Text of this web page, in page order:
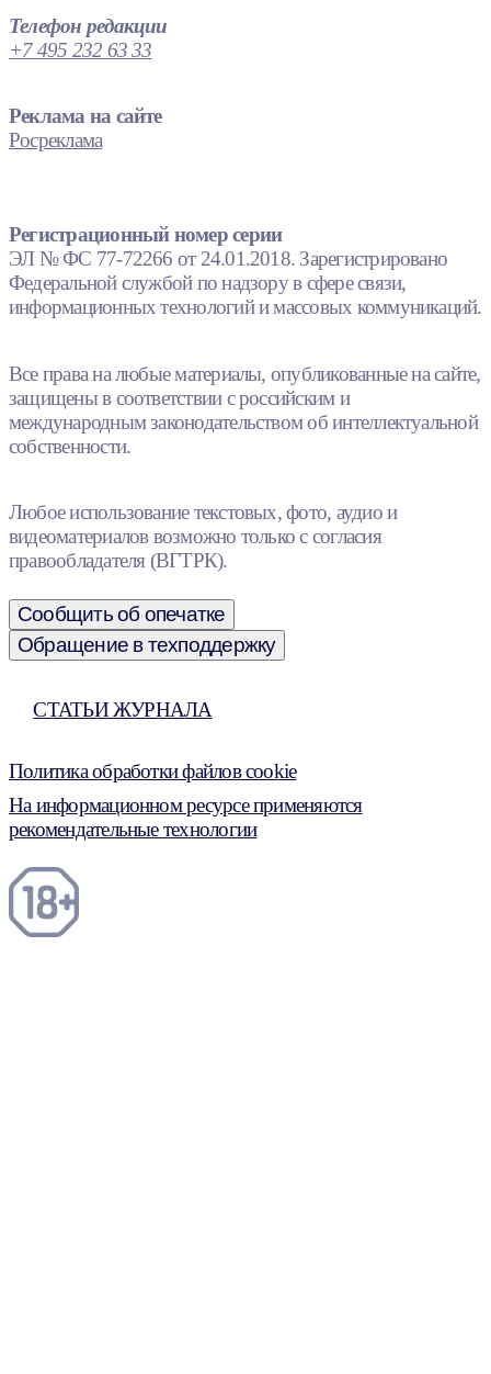
Телефон редакции
+7 495 232 63 33
Реклама на сайте
Росреклама
Регистрационный номер серии
ЭЛ № ФС 77-72266 от 24.01.2018. Зарегистрировано
Федеральной службой по надзору в сфере связи,
информационных технологий и массовых коммуникаций.
Все права на любые материалы, опубликованные на сайте,
защищены в соответствии с российским и
международным законодательством об интеллектуальной
собственности.
Любое использование текстовых, фото, аудио и
видеоматериалов возможно только с согласия
правообладателя (ВГТРК).
Сообщить об опечатке
Обращение в техподдержку
СТАТЬИ ЖУРНАЛА
Политика обработки файлов cookie
На информационном ресурсе применяются
рекомендательные технологии